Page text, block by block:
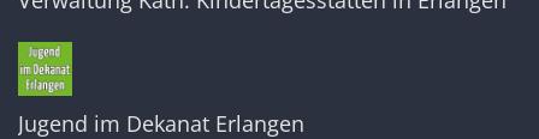
Jugend im Dekanat Erlangen